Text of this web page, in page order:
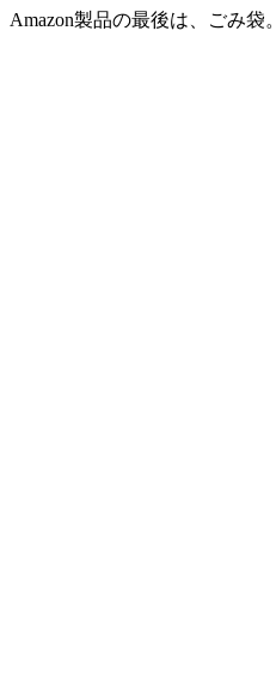
Amazon製品の最後は、ごみ袋。